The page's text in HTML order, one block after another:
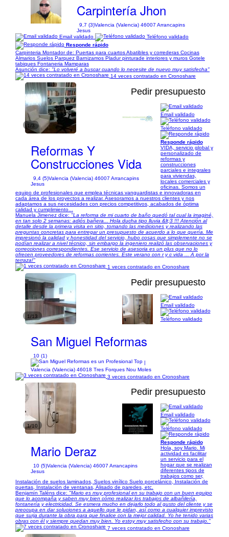
Carpintería Jhon
9,7 (3)Valencia (Valencia) 46007 Arrancapins
Jesus
Email validado
Teléfono validado
Responde rápido
Carpinteria Montador de: Puertas para cuartos Abatibles y correderas Cocinas
Almarios Suelos Parquez Barnizamos Pladur pinturade interiores y muros Gotele
tabiques Fontaneria Mamparas
Asunción dice: "Lo volveré a buscar cuando lo necesite de nuevo muy satisfecha"
14 veces contratado en Cronoshare
1/3
Pedir presupuesto
Reformas Y
Construcciones Vida
9,4 (5)Valencia (Valencia) 46007 Arrancapins
Jesus
Email validado
Teléfono validado
Responde rápido
VIDA, servicio global y
personalizado de
reformas y
construcciones
parciales e integrales
para viviendas,
locales comerciales y
oficinas. Somos un
equipo de profesionales que emplea técnicas vanguardistas e innovadoras en
cada área de los proyectos a realizar. Asesoramos a nuestros clientes y nos
adaptamos a sus necesidades con precios competitivos, acabados de óptima
calidad y cumplimiento...
Manuela Jimenez dice: "La reforma de mi cuarto de baño quedó tal cual la imaginé,
en tan solo 2 semanas: adiós bañera... Hola ducha tipo lluvia &lt;3 !!! Atención al
detalle desde la primera visita en sitio, tomando las mediciones y realizando las
preguntas concretas para entregar un presupuesto de acuerdo a lo que quería. Me
impresionó la calidad y honestidad del servicio, hubo cosas que simplemente no se
podían realizar a nivel técnico, sin embargo la ingeniero realizó las observaciones y
correcciones correspondientes. Ese servicio de asesoria es un plus que no lo
ofrecen proveedores de reformas corrientes. Este verano con r y c vida ... A por la
terraza!"
1 veces contratado en Cronoshare
1/13
Pedir presupuesto
San Miguel Reformas
10 (1)
|
Valencia (Valencia) 46018 Tres Forques Nou Moles
Email validado
Teléfono validado
3 veces contratado en Cronoshare
1/10
Pedir presupuesto
Mario Deraz
10 (5)Valencia (Valencia) 46007 Arrancapins
Jesus
Email validado
Teléfono validado
Responde rápido
Hola, soy Mario. Mi
actividad es facilitar
un servicio para el
hogar que se realizan
diferentes tipos de
trabajos como ser,
Instalación de suelos laminados, Suelos vinílico Suelo porcelánico, Instalación de
puertas, Instalación de ventanas, Alisado de paredes, etc.
Benjamín Taléns dice: "Mario es muy profesional en su trabajo con un buen equipo
que lo acompaña y saben muy bien cómo realizar los trabajos de albañilería,
fontanería y electricidad. Se esmera mucho en dejarlo todo al gusto del cliente y se
preocupa en dar soluciones a aquello que le pidan, así como a cualquier imprevisto
que surja durante la obra para que finalice con la mejor calidad. Yo he tenido varias
obras con él y siempre quedan muy bien. Yo estoy muy satisfecho con su trabajo."
7 veces contratado en Cronoshare